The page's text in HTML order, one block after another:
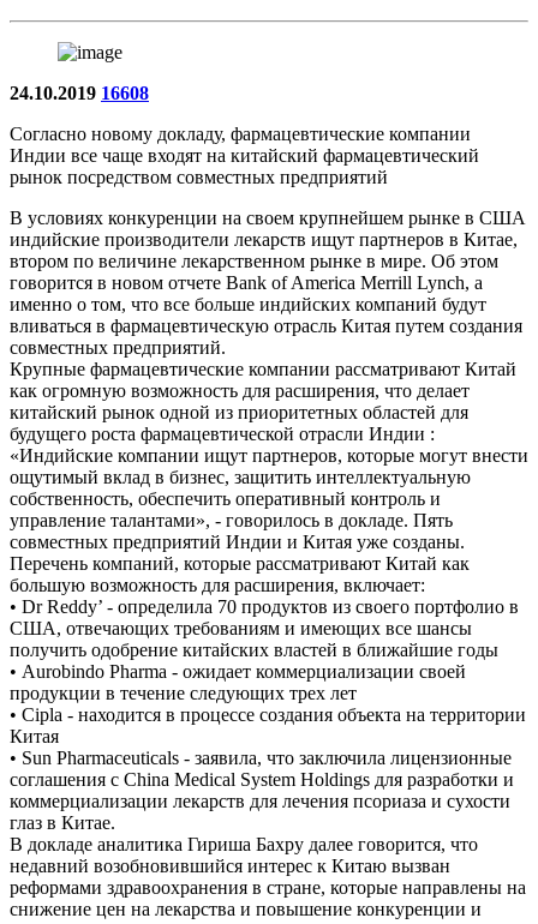
24.10.2019 16608
Согласно новому докладу, фармацевтические компании
Индии все чаще входят на китайский фармацевтический
рынок посредством совместных предприятий
В условиях конкуренции на своем крупнейшем рынке в США
индийские производители лекарств ищут партнеров в Китае,
втором по величине лекарственном рынке в мире. Об этом
говорится в новом отчете Bank of America Merrill Lynch, а
именно о том, что все больше индийских компаний будут
вливаться в фармацевтическую отрасль Китая путем создания
совместных предприятий.
Крупные фармацевтические компании рассматривают Китай
как огромную возможность для расширения, что делает
китайский рынок одной из приоритетных областей для
будущего роста фармацевтической отрасли Индии :
«Индийские компании ищут партнеров, которые могут внести
ощутимый вклад в бизнес, защитить интеллектуальную
собственность, обеспечить оперативный контроль и
управление талантами», - говорилось в докладе. Пять
совместных предприятий Индии и Китая уже созданы.
Перечень компаний, которые рассматривают Китай как
большую возможность для расширения, включает:
• Dr Reddy’ - определила 70 продуктов из своего портфолио в
США, отвечающих требованиям и имеющих все шансы
получить одобрение китайских властей в ближайшие годы
• Aurobindo Pharma - ожидает коммерциализации своей
продукции в течение следующих трех лет
• Cipla - находится в процессе создания объекта на территории
Китая
• Sun Pharmaceuticals - заявила, что заключила лицензионные
соглашения с China Medical System Holdings для разработки и
коммерциализации лекарств для лечения псориаза и сухости
глаз в Китае.
В докладе аналитика Гириша Бахру далее говорится, что
недавний возобновившийся интерес к Китаю вызван
реформами здравоохранения в стране, которые направлены на
снижение цен на лекарства и повышение конкуренции и